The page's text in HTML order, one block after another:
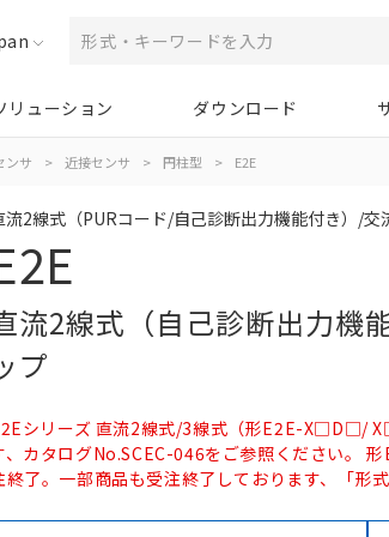
リューション ダウンロード
ンサ > 近接センサ > 円柱型 > E2E
流2線式（PURコード/自己診断出力機能付き）/
流2線式（自己診断出力機
プ
シリーズ 直流2線式/3線式（形E2E-X□D□/
、カタログNo.SCEC-046をご参照ください。
終了。一部商品も受注終了しております、「形